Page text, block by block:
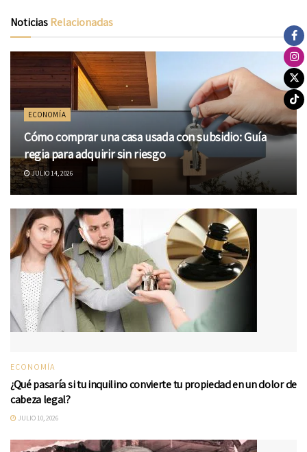
NoticiasRelacionadas
ECONOMÍA
Cómo comprar una casa usada con subsidio: Guía
regia para adquirir sin riesgo
JULIO 14, 2026
ECONOMÍA
¿Qué pasaría si tu inquilino convierte tu propiedad en un dolor de
cabeza legal?
JULIO 10, 2026